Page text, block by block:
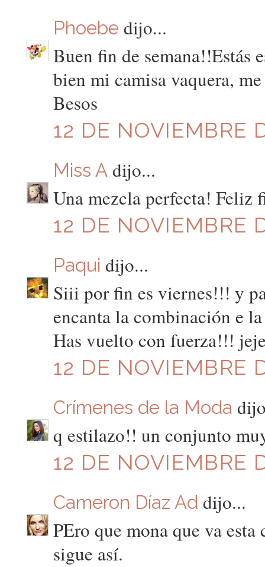
Phoebe dijo...
Buen fin de semana!!Estás
bien mi camisa vaquera,
Besos
12 DE NOVIEMBRE
Miss Adijo...
Una mezcla perfecta! Feliz
12 DE NOVIEMBRE
Paqui dijo...
Siii por fin es viernes!!! y
encanta la combinación e
Has vuelto con fuerza!!!
12 DE NOVIEMBRE
Crímenes de la Moda
q estilazo!! un conjunto
12 DE NOVIEMBRE
Cameron Díaz Ad dijo...
PEro que mona que va
sigue así.